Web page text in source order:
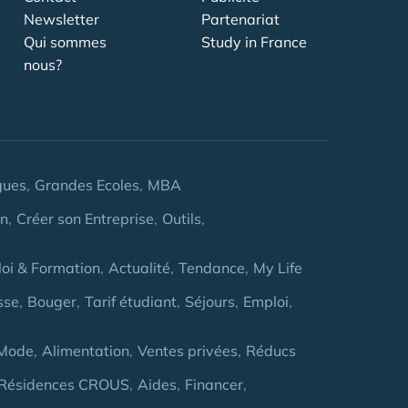
Newsletter
Qui sommes
nous?
Partenariat
Study in France
Grandes Ecoles MBA
Créer son Entreprise Outils
& Formation Actualité Tendance My Life
Bouger Tarif étudiant Séjours Emploi
Alimentation Ventes privées Réducs
CROUS Aides Financer